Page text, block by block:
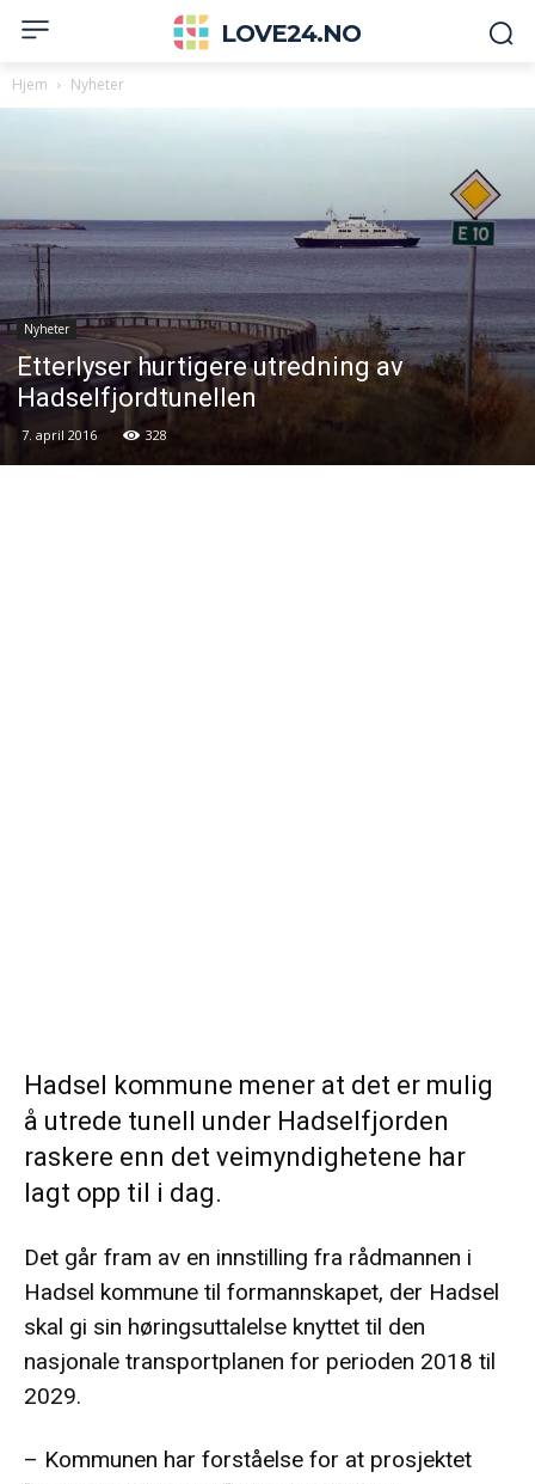
LOVE24.NO
Hjem Nyheter
Nyheter
Etterlyser hurtigere utredning av
Hadselfjordtunellen
7. april 2016 328
Hadsel kommune mener at det er mulig
å utrede tunell under Hadselfjorden
raskere enn det veimyndighetene har
lagt opp til i dag.
Det går fram av en innstilling fra rådmannen i
Hadsel kommune til formannskapet, der Hadsel
skal gi sin høringsuttalelse knyttet til den
nasjonale transportplanen for perioden 2018 til
2029.
­– Kommunen har forståelse for at prosjektet